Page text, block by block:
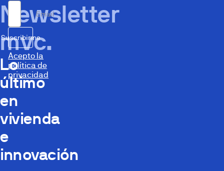
Newsletter
mvc.
Lo
último
en
vivienda
e
innovación
Email
Suscribirme
Acepto la
política de
privacidad